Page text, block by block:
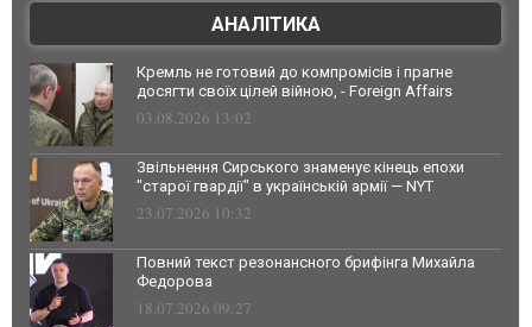
АНАЛІТИКА
Кремль не готовий до компромісів і прагне
досягти своїх цілей війною, - Foreign Affairs
03.08.2026 13:02
Звільнення Сирського знаменує кінець епохи
"старої гвардії" в українській армії — NYT
23.07.2026 10:32
Повний текст резонансного брифінга Михайла
Федорова
18.07.2026 09:27